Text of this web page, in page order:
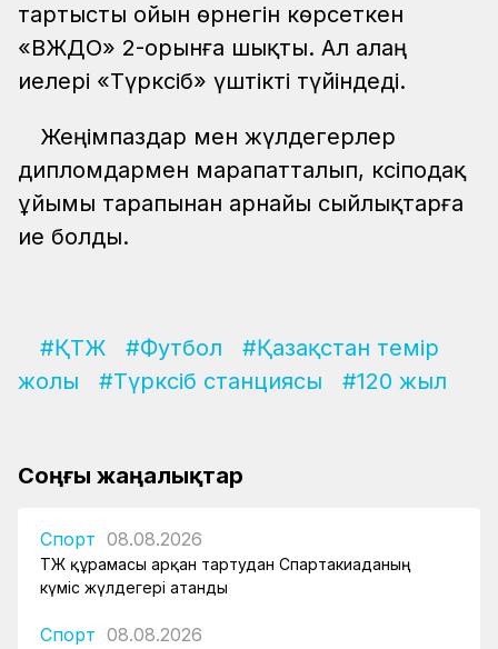
тартысты ойын өрнегін көрсеткен
«ВЖДО» 2-орынға шықты. Ал алаң
иелері «Түрксіб» үштікті түйіндеді.
Жеңімпаздар мен жүлдегерлер
дипломдармен марапатталып, кәсіподақ
ұйымы тарапынан арнайы сыйлықтарға
ие болды.
#ҚТЖ #Футбол
#Қазақстан темір
жолы
#Түрксіб станциясы #120 жыл
Соңғы жаңалықтар
Спорт 08.08.2026
ҚТЖ құрамасы арқан тартудан Спартакиаданың
күміс жүлдегері атанды
Спорт 08.08.2026